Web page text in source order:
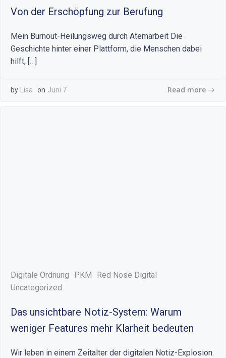
Von der Erschöpfung zur Berufung
Mein Burnout-Heilungsweg durch Atemarbeit Die
Geschichte hinter einer Plattform, die Menschen dabei
hilft, […]
by Lisa on Juni 7 Read more
Digitale Ordnung PKM
Red Nose Digital
Uncategorized
Das unsichtbare Notiz-System: Warum
weniger Features mehr Klarheit bedeuten
Wir leben in einem Zeitalter der digitalen Notiz-Explosion.